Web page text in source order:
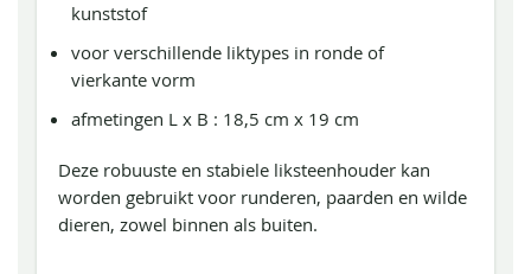
kunststof
voor verschillende liktypes in ronde of
vierkante vorm
afmetingen L x B : 18,5 cm x 19 cm
Deze robuuste en stabiele liksteenhouder kan
worden gebruikt voor runderen, paarden en wilde
dieren, zowel binnen als buiten.